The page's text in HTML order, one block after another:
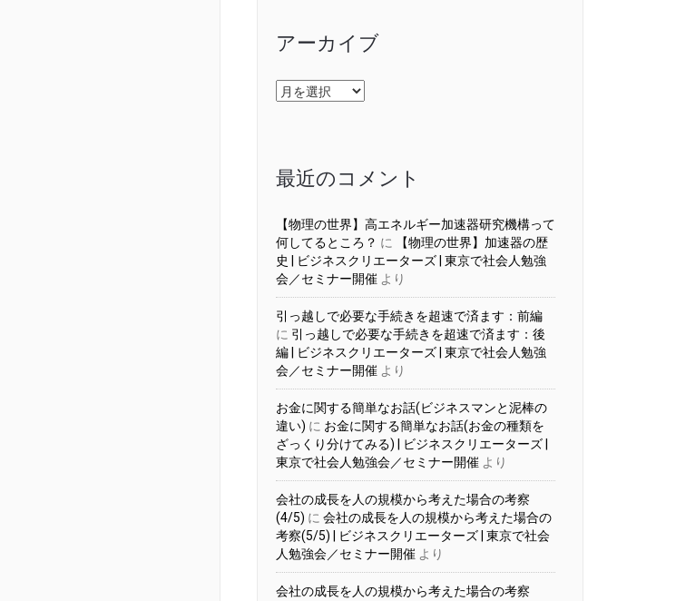
アーカイブ
ア
ー
最近のコメント
【物理の世界】高エネルギー加速器研究機構って
何してるところ？ に
【物理の世界】加速器の歴
史 | ビジネスクリエーターズ | 東京で社会人勉強
会／セミナー開催 より
引っ越しで必要な手続きを超速で済ます：前編
に 引っ越しで必要な手続きを超速で済ます：後
編 | ビジネスクリエーターズ | 東京で社会人勉強
会／セミナー開催 より
お金に関する簡単なお話(ビジネスマンと泥棒の
違い) に お金に関する簡単なお話(お金の種類を
ざっくり分けてみる) | ビジネスクリエーターズ |
東京で社会人勉強会／セミナー開催 より
会社の成長を人の規模から考えた場合の考察
(4/5) に 会社の成長を人の規模から考えた場合の
考察(5/5) | ビジネスクリエーターズ | 東京で社会
人勉強会／セミナー開催 より
会社の成長を人の規模から考えた場合の考察